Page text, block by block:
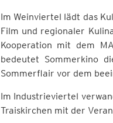
Im Weinviertel lädt das
Film und regionaler
Kooperation mit dem
bedeutet Sommerkino
Sommerflair vor dem
Im Industrieviertel
Traiskirchen mit der